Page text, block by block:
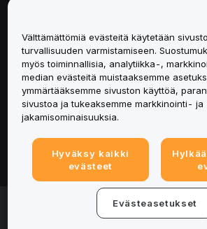
Palvelut
Tuki
Tuotteet
Lakiasiat
© 2025-2026 Bybit.eu. Kaikki oikeudet
Välttämättömiä evästeitä käytetään
turvallisuuden varmistamiseen.
myös toiminnallisia, analytiikka-,
median evästeitä muistaaksemme
ymmärtääksemme sivuston käyttöä,
sivustoa ja tukeaksemme markkinointi- ja
jakamisominaisuuksia.
Hyväksy kaikki
evästeet
Evästeasetukset